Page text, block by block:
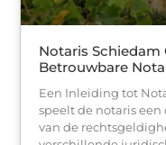
Notaris Schiedam
Betrouwbare
Een Inleiding tot
speelt de notaris
van de